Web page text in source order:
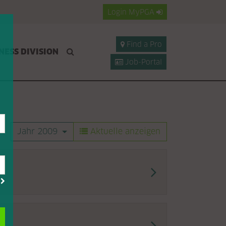
Login MyPGA
DIVISION
Find a Pro
Job-Portal
Jahr 2009 Aktuelle anzeigen